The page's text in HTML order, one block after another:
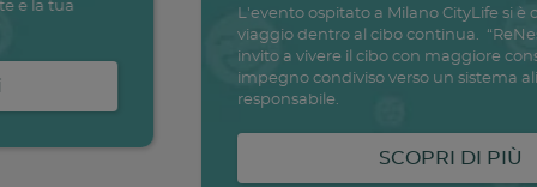
salute famiglia intolleranze
Ricette
L'evento ospitato a Milano CityLife si è concluso ma il
viaggio dentro al cibo continua. “ReNest Yourself” è un
invito a vivere il cibo con maggiore consapevolezza, un
impegno condiviso verso un sistema alimentare più